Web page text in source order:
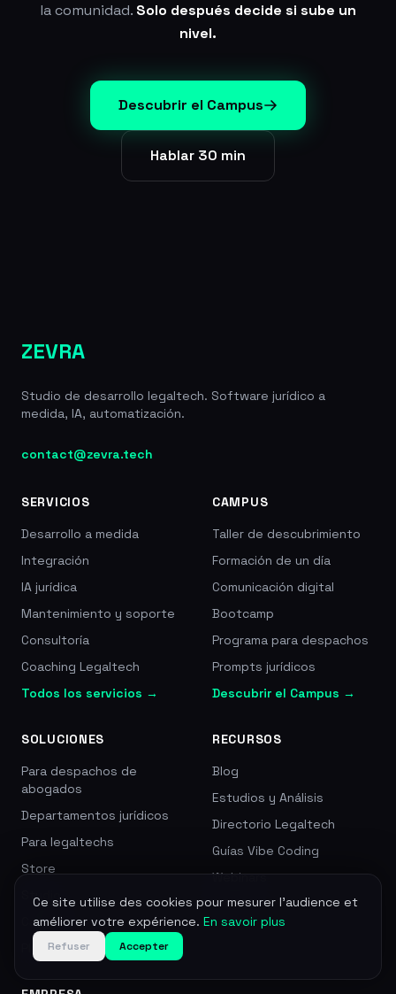
Ce site utilise des cookies pour mesurer l'audience et
améliorer votre expérience. En savoir plus
Refuser Accepter
la comunidad. Solo después decide si sube un
nivel.
Descubrir el Campus
Hablar 30 min
ZEVRA
Studio de desarrollo legaltech. Software jurídico a
medida, IA, automatización.
contact@zevra.tech
SERVICIOS
Desarrollo a medida
Integración
IA jurídica
Mantenimiento y soporte
Consultoría
Coaching Legaltech
Todos los servicios →
CAMPUS
Taller de descubrimiento
Formación de un día
Comunicación digital
Bootcamp
Programa para despachos
Prompts jurídicos
Descubrir el Campus →
SOLUCIONES
Para despachos de
abogados
Departamentos jurídicos
Para legaltechs
Store
Studio
Campus
Plume
RECURSOS
Blog
Estudios y Análisis
Directorio Legaltech
Guías Vibe Coding
Webinars
Precios